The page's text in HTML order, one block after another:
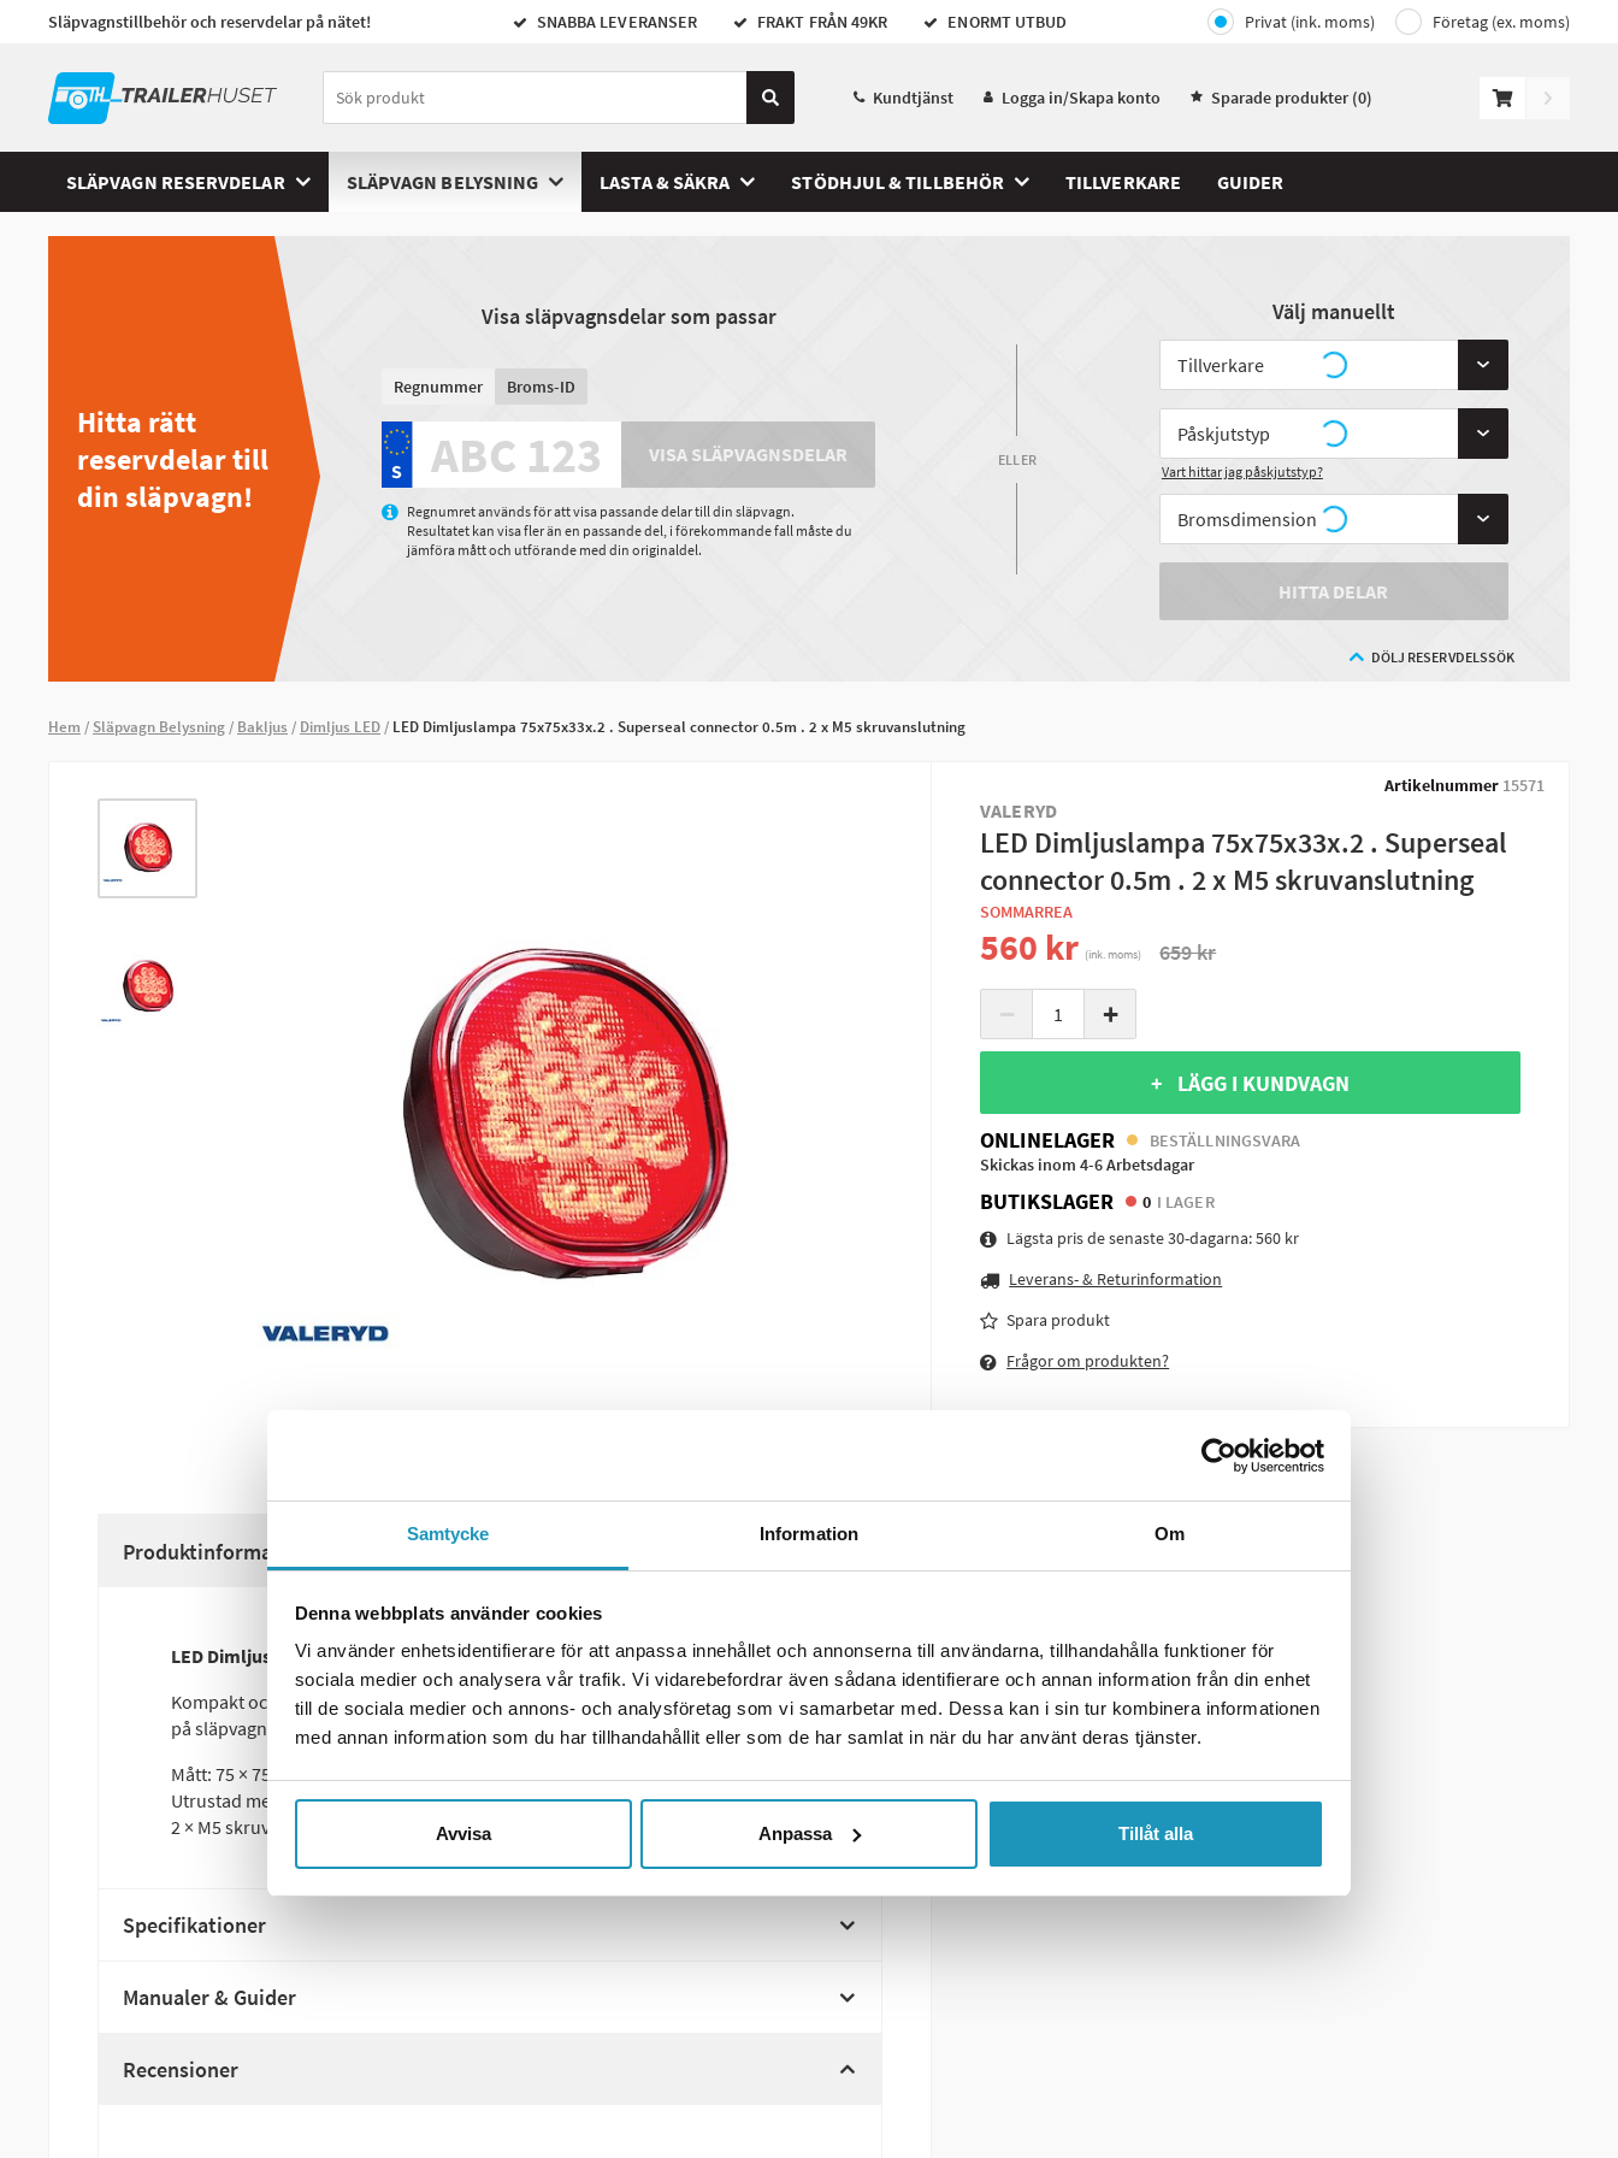
Samtycke Information Om
Denna webbplats använder cookies
Vi använder enhetsidentifierare för att anpassa innehållet och annonserna till användarna, tillhandahålla funktioner för
sociala medier och analysera vår trafik. Vi vidarebefordrar även sådana identifierare och annan information från din enhet
till de sociala medier och annons- och analysföretag som vi samarbetar med. Dessa kan i sin tur kombinera informationen
med annan information som du har tillhandahållit eller som de har samlat in när du har använt deras tjänster.
Avvisa Anpassa Tillåt alla
Släpvagnstillbehör och reservdelar på nätet! SNABBA LEVERANSER FRAKT FRÅN 49KR ENORMT UTBUD Privat (ink. moms) Företag (ex. moms)
Kundtjänst Logga in/Skapa konto Sparade produkter (0)
SLÄPVAGN RESERVDELAR SLÄPVAGN BELYSNING LASTA & SÄKRA STÖDHJUL & TILLBEHÖR TILLVERKARE GUIDER
Hitta rätt
reservdelar till
din släpvagn!
Visa släpvagnsdelar som passar
Regnummer Broms-ID
VISA SLÄPVAGNSDELAR
Regnumret används för att visa passande delar till din släpvagn.
Resultatet kan visa fler än en passande del, i förekommande fall måste du
jämföra mått och utförande med din originaldel.
ELLER
Välj manuellt
Vart hittar jag påskjutstyp?
HITTA DELAR
DÖLJ RESERVDELSSÖK
Hem Släpvagn Belysning Bakljus Dimljus LED LED Dimljuslampa 75x75x33x.2 . Superseal connector 0.5m . 2 x M5 skruvanslutning
Artikelnummer 15571
VALERYD
LED Dimljuslampa 75x75x33x.2 . Superseal
connector 0.5m . 2 x M5 skruvanslutning
SOMMARREA
560 kr (ink. moms) 659 kr
− +
+ LÄGG I KUNDVAGN
ONLINELAGER
BESTÄLLNINGSVARA
Skickas inom 4-6 Arbetsdagar
BUTIKSLAGER 0 I LAGER
Lägsta pris de senaste 30-dagarna:560 kr
Leverans- & Returinformation
Spara produkt
Frågor om produkten?
Produktinformation
LED Dimljuslampa Valeryd 75×75×33,2 mm
Kompakt och kraftfull LED-dimljuslampa från Valeryd, perfekt för användning
på släpvagn eller fordon där extra ljus krävs under dåliga siktförhållanden.
Mått: 75 × 75 × 33,2 mm
Utrustad med Superseal-kontakt (0,5 m kabel)
2 × M5 skruvanslutning, CC-avstånd: 45 mm
Specifikationer
Manualer & Guider
Recensioner